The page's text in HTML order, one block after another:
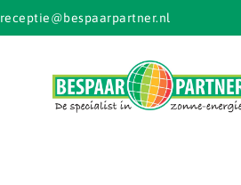
receptie@bespaarpartner.nl